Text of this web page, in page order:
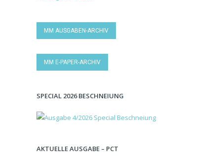
MM AUSGABEN-ARCHIV
MM E-PAPER-ARCHIV
SPECIAL 2026 BESCHNEIUNG
AKTUELLE AUSGABE – PCT